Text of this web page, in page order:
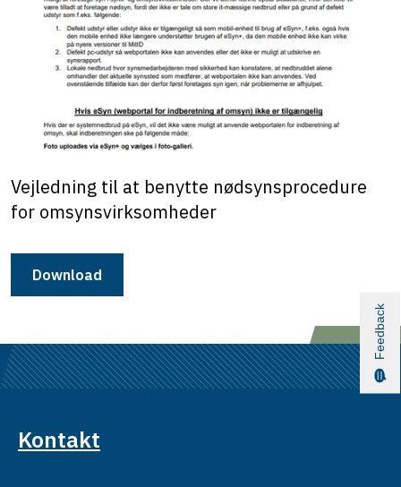
Vejledning til at benytte nødsynsprocedure
for omsynsvirksomheder
Download
Kontakt
Feedback